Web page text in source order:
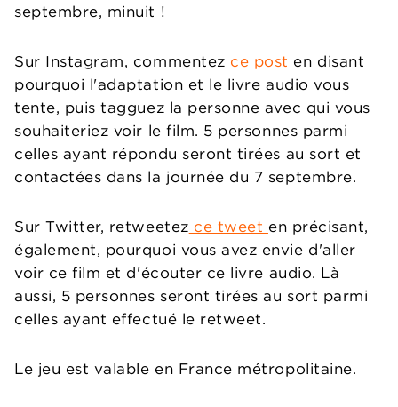
septembre, minuit !
Sur Instagram, commentez ce post en disant
pourquoi l'adaptation et le livre audio vous
tente, puis tagguez la personne avec qui vous
souhaiteriez voir le film. 5 personnes parmi
celles ayant répondu seront tirées au sort et
contactées dans la journée du 7 septembre.
Sur Twitter, retweetez ce tweet en précisant,
également, pourquoi vous avez envie d'aller
voir ce film et d'écouter ce livre audio. Là
aussi, 5 personnes seront tirées au sort parmi
celles ayant effectué le retweet.
Le jeu est valable en France métropolitaine.